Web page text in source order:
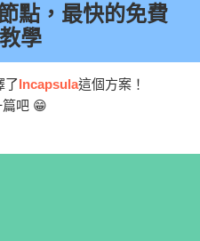
點，最快的免費
學
了Incapsula這個方案！
吧 😁
點，最快的免費CDN！ ／ 註冊